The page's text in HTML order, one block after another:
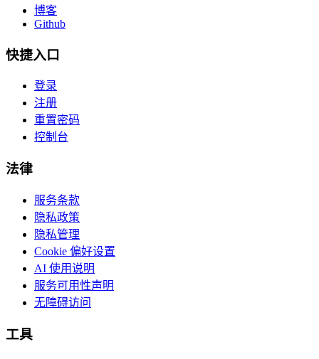
博客
Github
快捷入口
登录
注册
重置密码
控制台
法律
服务条款
隐私政策
隐私管理
Cookie 偏好设置
AI 使用说明
服务可用性声明
无障碍访问
工具